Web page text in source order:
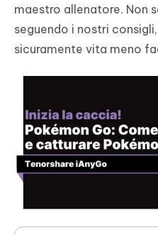
maestro allenatore. Non
seguendo i nostri
sicuramente vita meno